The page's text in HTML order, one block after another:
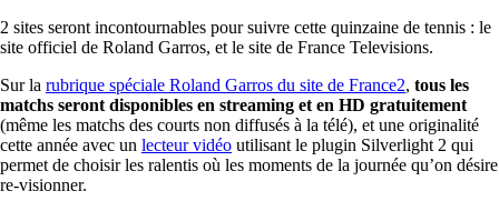
2 sites seront incontournables pour suivre cette quinzaine de tennis : le
site officiel de Roland Garros, et le site de France Televisions.
Sur la rubrique spéciale Roland Garros du site de France2, tous les
matchs seront disponibles en streaming et en HD gratuitement
(même les matchs des courts non diffusés à la télé), et une originalité
cette année avec un lecteur vidéo utilisant le plugin Silverlight 2 qui
permet de choisir les ralentis où les moments de la journée qu’on désire
re-visionner.